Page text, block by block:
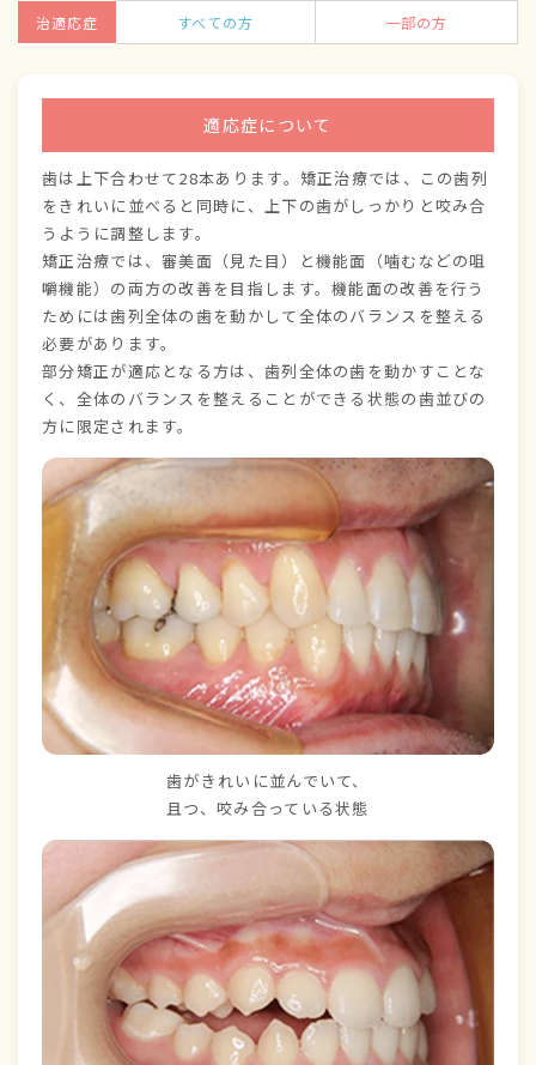
治適応症 すべての方 一部の方
適応症について
歯は上下合わせて28本あります。矯正治療では、この歯列
をきれいに並べると同時に、上下の歯がしっかりと咬み合
うように調整します。
矯正治療では、審美面（見た目）と機能面（噛むなどの咀
嚼機能）の両方の改善を目指します。機能面の改善を行う
ためには歯列全体の歯を動かして全体のバランスを整える
必要があります。
部分矯正が適応となる方は、歯列全体の歯を動かすことな
く、全体のバランスを整えることができる状態の歯並びの
方に限定されます。
歯がきれいに並んでいて、
且つ、咬み合っている状態